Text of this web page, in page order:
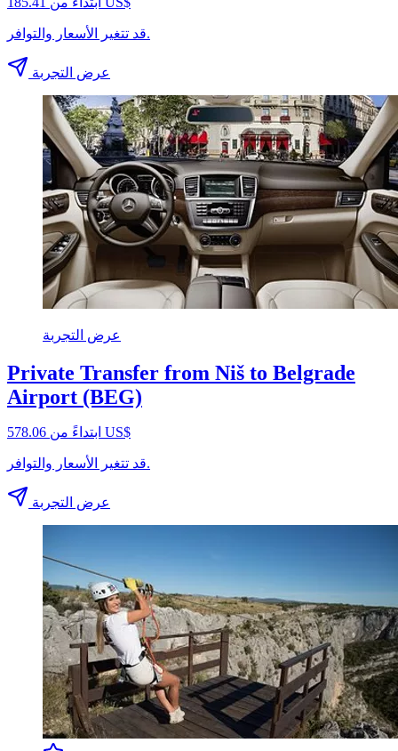
قد تتغير الأسعار والتوافر.
عرض التجربة
عرض التجربة
Private Transfer from Niš to Belgrade
Airport (BEG)
ابتداءً من ‏578.06 US$
قد تتغير الأسعار والتوافر.
عرض التجربة